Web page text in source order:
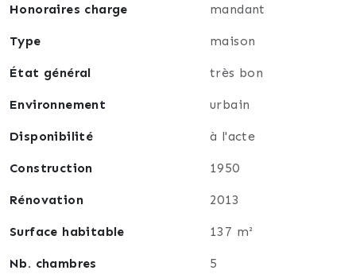
Honoraires charge mandant
Type maison
État général très bon
Environnement urbain
Disponibilité à l'acte
Construction 1950
Rénovation 2013
Surface habitable 137 m²
Nb. chambres 5